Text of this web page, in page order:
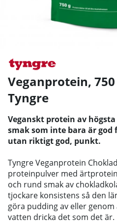
Veganprotein,
Tyngre
Veganskt protein av
smak som inte bara är god
utan riktigt god, punkt.
Tyngre Veganprotein
proteinpulver med
och rund smak av
tjockare konsistens så den
göra pudding av eller
vatten dricka det som det är.